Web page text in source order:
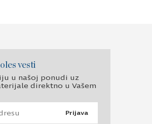
vesti
u našoj ponudi uz
direktno u Vašem
Prijava